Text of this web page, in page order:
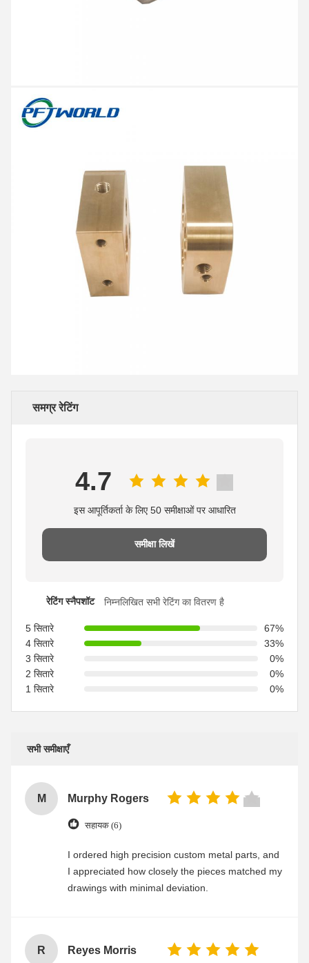
समग्र रेटिंग
4.7
इस आपूर्तिकर्ता के लिए 50 समीक्षाओं पर आधारित
समीक्षा लिखें
रेटिंग स्नैपशॉट निम्नलिखित सभी रेटिंग का वितरण है
5 सितारे
67%
4 सितारे
33%
3 सितारे
0%
2 सितारे
0%
1 सितारे
0%
सभी समीक्षाएँ
M Murphy Rogers
सहायक (6)
I ordered high precision custom metal parts, and
I appreciated how closely the pieces matched my
drawings with minimal deviation.
R Reyes Morris